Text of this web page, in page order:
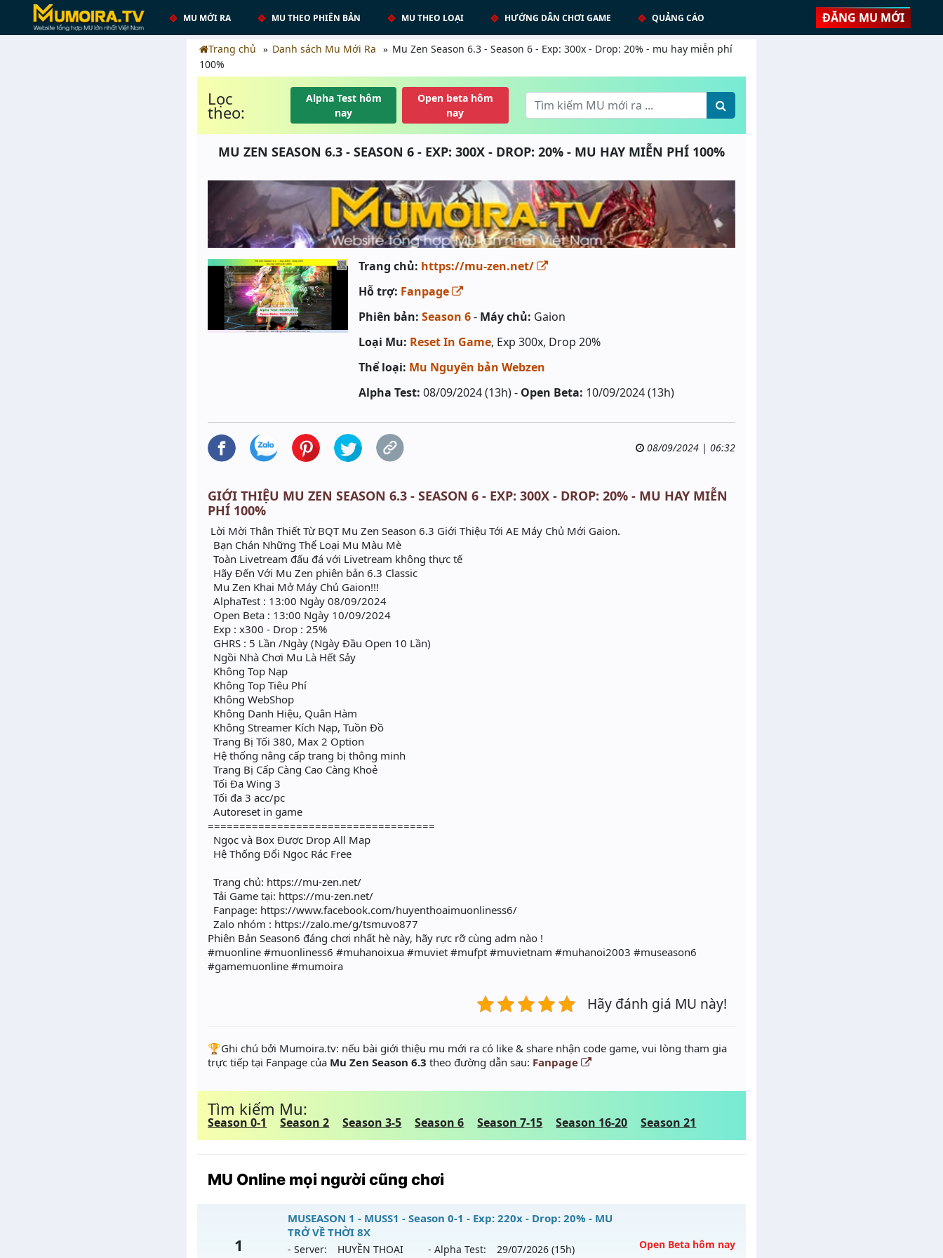
MU MỚI RA MU THEO PHIÊN BẢN MU THEO LOẠI HƯỚNG DẪN CHƠI GAME QUẢNG CÁO ĐĂNG MU MỚI
Trang chủ Danh sách Mu Mới Ra
Mu Zen Season 6.3 - Season 6 - Exp: 300x - Drop: 20% - mu hay miễn phí
100%
Lọc
theo:
Alpha Test hôm
nay
Open beta hôm
nay
MU ZEN SEASON 6.3 - SEASON 6 - EXP: 300X - DROP: 20% - MU HAY MIỄN PHÍ 100%
Trang chủ: https://mu-zen.net/
Hỗ trợ: Fanpage
Phiên bản: Season 6- Máy chủ: Gaion
Loại Mu: Reset In Game, Exp 300x, Drop 20%
Thể loại: Mu Nguyên bản Webzen
Alpha Test: 08/09/2024 (13h) - Open Beta: 10/09/2024 (13h)
08/09/2024 | 06:32
GIỚI THIỆU MU ZEN SEASON 6.3 - SEASON 6 - EXP: 300X - DROP: 20% - MU HAY MIỄN
PHÍ 100%
Lời Mời Thân Thiết Từ BQT Mu Zen Season 6.3 Giới Thiệu Tới AE Máy Chủ Mới Gaion.
Bạn Chán Những Thể Loại Mu Màu Mè
Toàn Livetream đấu đá với Livetream không thực tế
Hãy Đến Với Mu Zen phiên bản 6.3 Classic
Mu Zen Khai Mở Máy Chủ Gaion!!!
AlphaTest : 13:00 Ngày 08/09/2024
Open Beta : 13:00 Ngày 10/09/2024
Exp : x300 - Drop : 25%
GHRS : 5 Lần /Ngày (Ngày Đầu Open 10 Lần)
Ngồi Nhà Chơi Mu Là Hết Sảy
Không Top Nạp
Không Top Tiêu Phí
Không WebShop
Không Danh Hiệu, Quân Hàm
Không Streamer Kích Nạp, Tuồn Đồ
Trang Bị Tối 380, Max 2 Option
Hệ thống nâng cấp trang bị thông minh
Trang Bị Cấp Càng Cao Càng Khoẻ
Tối Đa Wing 3
Tối đa 3 acc/pc
Autoreset in game
====================================
Ngọc và Box Được Drop All Map
Hệ Thống Đổi Ngọc Rác Free
Trang chủ: https://mu-zen.net/
Tải Game tại: https://mu-zen.net/
Fanpage: https://www.facebook.com/huyenthoaimuonliness6/
Zalo nhóm : https://zalo.me/g/tsmuvo877
Phiên Bản Season6 đáng chơi nhất hè này, hãy rực rỡ cùng adm nào !
#muonline #muonliness6 #muhanoixua #muviet #mufpt #muvietnam #muhanoi2003 #museason6
#gamemuonline #mumoira
Hãy đánh giá MU này!
️🏆Ghi chú bởi Mumoira.tv: nếu bài giới thiệu mu mới ra có like & share nhận code game, vui lòng tham gia
trực tiếp tại Fanpage của Mu Zen Season 6.3theo đường dẫn sau: Fanpage
Tìm kiếm Mu:
Season 0-1 Season 2 Season 3-5 Season 6 Season 7-15 Season 16-20 Season 21
MU Online mọi người cũng chơi
1
MUSEASON 1 - MUSS1 - Season 0-1 - Exp: 220x - Drop: 20% - MU
TRỞ VỀ THỜI 8X
- Server: HUYỀN THOẠI - Alpha Test: 29/07/2026 (15h)
Open Beta hôm nay